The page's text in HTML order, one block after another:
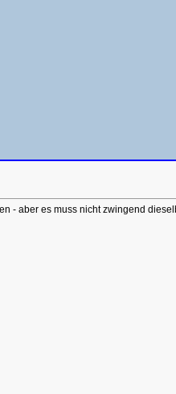
- aber es muss nicht zwingend